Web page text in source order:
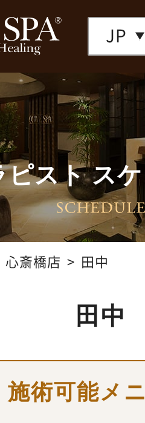
JP
覧へ
ピスト ス
心斎橋店 田中
田中
施術可能メ